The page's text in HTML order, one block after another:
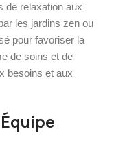
de relaxation aux
les jardins zen ou
pour favoriser la
de soins et de
besoins et aux